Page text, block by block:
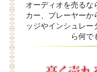
オーディオを売るな
カー、プレーヤーか
ッジやインシュレー
ら何で